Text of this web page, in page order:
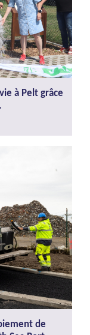
à Pelt grâce
de